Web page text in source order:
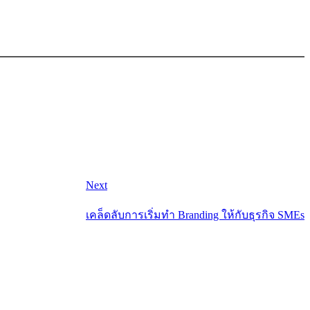
Next
เคล็ดลับการเริ่มทำ Branding ให้กับธุรกิจ SMEs